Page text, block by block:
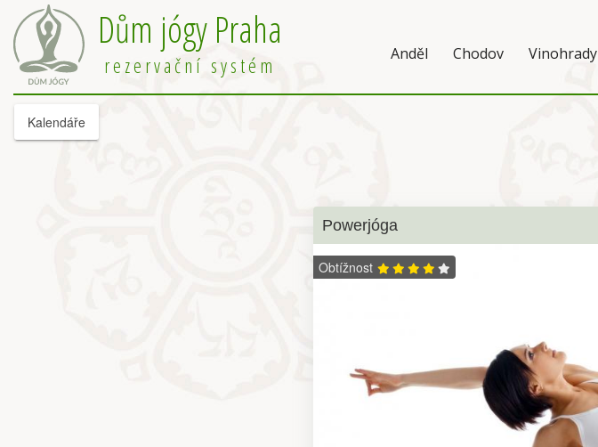
Dům jógy Praha
rezervační systém Anděl Chodov Vinohrady
Kalendáře
Powerjóga
Obtížnost